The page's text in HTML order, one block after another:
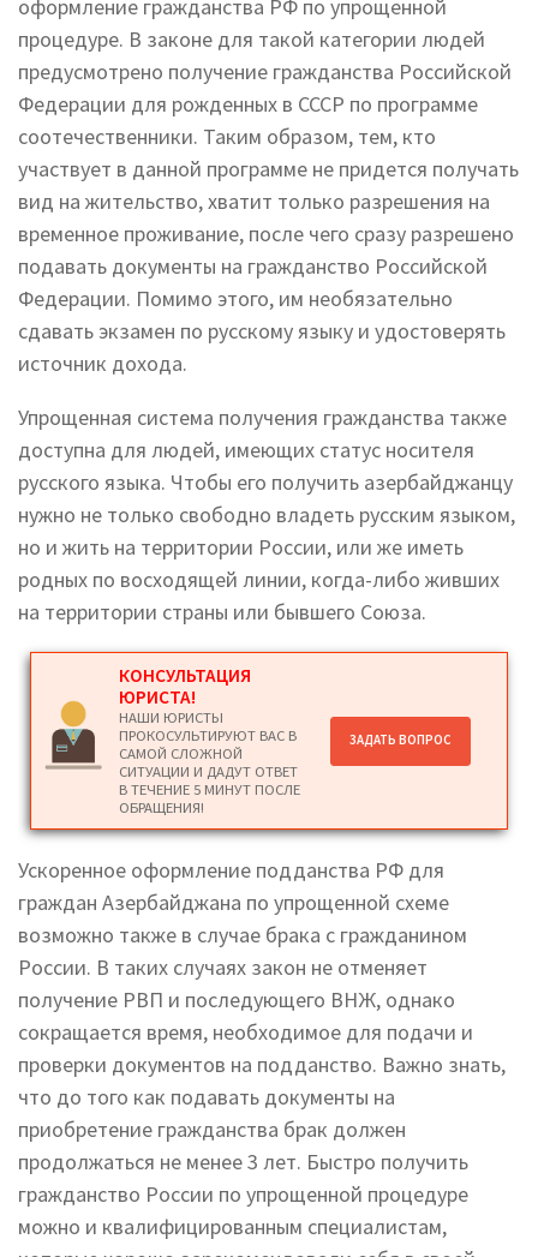
оформление гражданства РФ по упрощенной
процедуре. В законе для такой категории людей
предусмотрено получение гражданства Российской
Федерации для рожденных в СССР по программе
соотечественники. Таким образом, тем, кто
участвует в данной программе не придется получать
вид на жительство, хватит только разрешения на
временное проживание, после чего сразу разрешено
подавать документы на гражданство Российской
Федерации. Помимо этого, им необязательно
сдавать экзамен по русскому языку и удостоверять
источник дохода.
Упрощенная система получения гражданства также
доступна для людей, имеющих статус носителя
русского языка. Чтобы его получить азербайджанцу
нужно не только свободно владеть русским языком,
но и жить на территории России, или же иметь
родных по восходящей линии, когда-либо живших
на территории страны или бывшего Союза.
КОНСУЛЬТАЦИЯ
ЮРИСТА!
НАШИ ЮРИСТЫ
ПРОКОСУЛЬТИРУЮТ ВАС В
САМОЙ СЛОЖНОЙ
СИТУАЦИИ И ДАДУТ ОТВЕТ
В ТЕЧЕНИЕ 5 МИНУТ ПОСЛЕ
ОБРАЩЕНИЯ!
ЗАДАТЬ ВОПРОС
Ускоренное оформление подданства РФ для
граждан Азербайджана по упрощенной схеме
возможно также в случае брака с гражданином
России. В таких случаях закон не отменяет
получение РВП и последующего ВНЖ, однако
сокращается время, необходимое для подачи и
проверки документов на подданство. Важно знать,
что до того как подавать документы на
приобретение гражданства брак должен
продолжаться не менее 3 лет. Быстро получить
гражданство России по упрощенной процедуре
можно и квалифицированным специалистам,